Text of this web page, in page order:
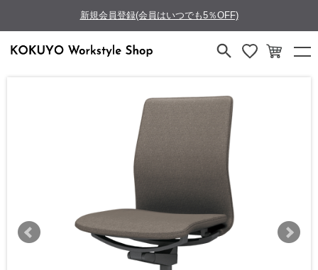
新規会員登録(会員はいつでも5％OFF)